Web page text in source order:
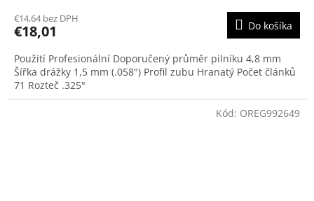
€14,64 bez DPH
€18,01 Do košíka
Použití Profesionální Doporučený průměr pilníku 4,8 mm
Šířka drážky 1,5 mm (.058") Profil zubu Hranatý Počet článků
71 Rozteč .325"
Kód: OREG992649